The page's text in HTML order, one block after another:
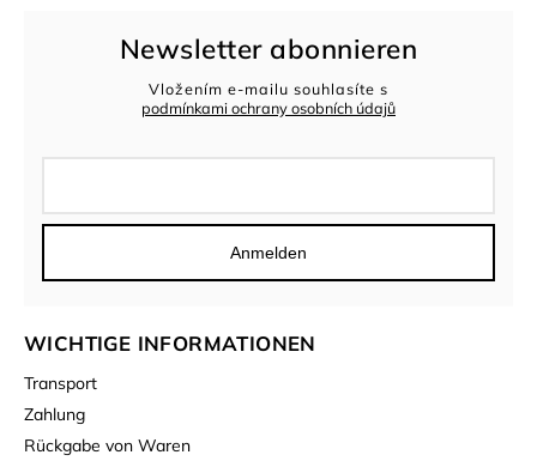
WICHTIGE INFORMATIONEN
Transport
Zahlung
Rückgabe von Waren
Newsletter abonnieren
Vložením e-mailu souhlasíte s
podmínkami ochrany osobních údajů
Anmelden